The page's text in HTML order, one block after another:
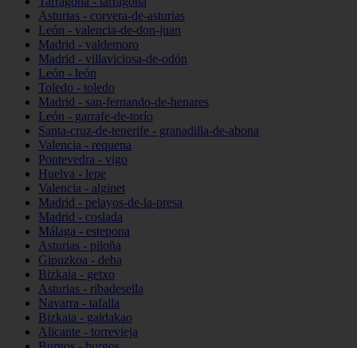
Asturias - corvera-de-asturias
León - valencia-de-don-juan
Madrid - valdemoro
Madrid - villaviciosa-de-odón
León - león
Toledo - toledo
Madrid - san-fernando-de-henares
León - garrafe-de-torío
Santa-cruz-de-tenerife - granadilla-de-abona
Valencia - requena
Pontevedra - vigo
Huelva - lepe
Valencia - alginet
Madrid - pelayos-de-la-presa
Madrid - coslada
Málaga - estepona
Asturias - piloña
Gipuzkoa - deba
Bizkaia - getxo
Asturias - ribadesella
Navarra - tafalla
Bizkaia - galdakao
Alicante - torrevieja